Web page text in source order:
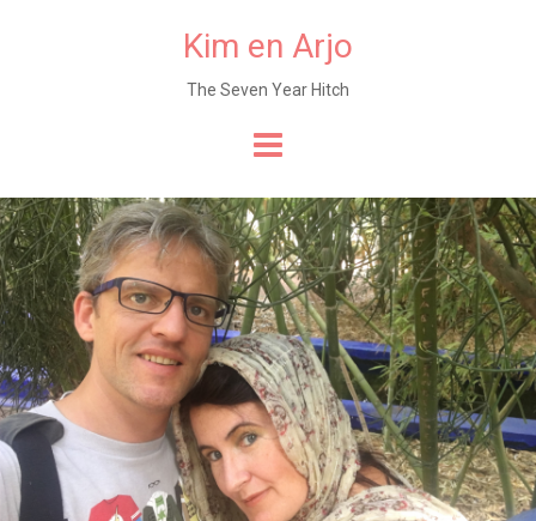
Kim en Arjo
The Seven Year Hitch
de
content